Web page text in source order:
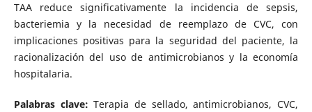
TAA reduce significativamente la incidencia de sepsis,
bacteriemia y la necesidad de reemplazo de CVC, con
implicaciones positivas para la seguridad del paciente, la
racionalización del uso de antimicrobianos y la economía
hospitalaria.
Palabras clave:Terapia de sellado, antimicrobianos, CVC,